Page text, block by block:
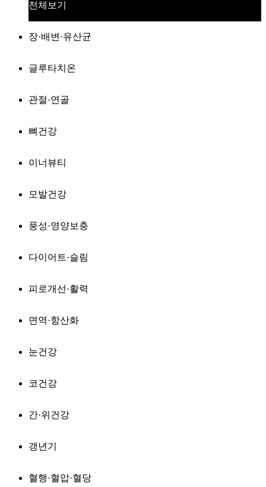
전체보기
장·배변·유산균
글루타치온
관절·연골
뼈건강
이너뷰티
모발건강
풍성·영양보충
다이어트·슬림
피로개선·활력
면역·항산화
눈건강
코건강
간·위건강
갱년기
혈행·혈압·혈당